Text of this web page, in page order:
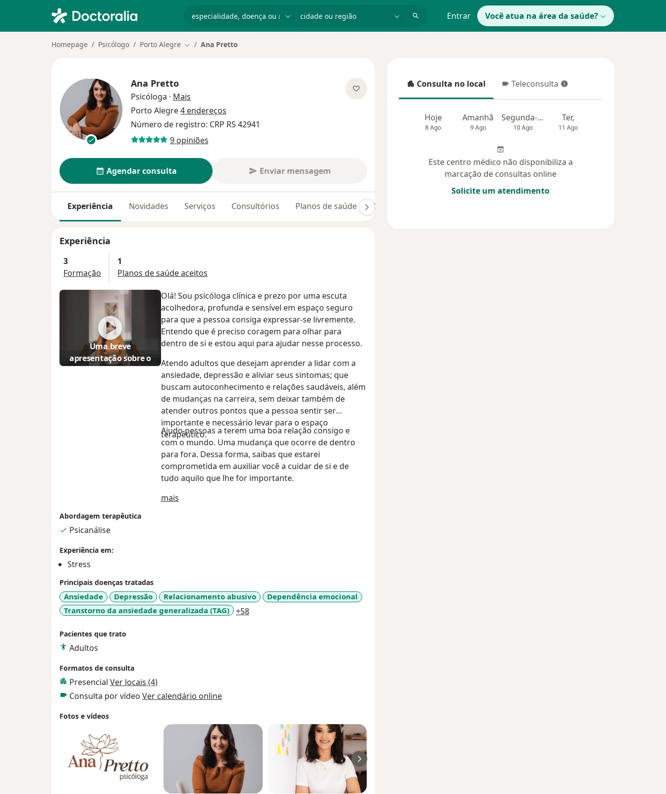
Entrar Você atua na área da saúde?
Homepage Psicólogo Porto Alegre Mudar de cidade
Ana Pretto
Ana Pretto
Psicóloga · Mais
Porto Alegre4 endereços
Número de registro: CRP RS 42941
9 opiniões
Agendar consulta Enviar mensagem
Experiência Novidades Serviços Consultórios Planos de saúde Opiniões (9)
Experiência
3
Formação
1
Planos de saúde aceitos
Uma breve
apresentação sobre o
Olá! Sou psicóloga clínica e prezo por uma escuta
acolhedora, profunda e sensível em espaço seguro
para que a pessoa consiga expressar-se livremente.
Entendo que é preciso coragem para olhar para
dentro de si e estou aqui para ajudar nesse processo.
Atendo adultos que desejam aprender a lidar com a
ansiedade, depressão e aliviar seus sintomas; que
buscam autoconhecimento e relações saudáveis, além
de mudanças na carreira, sem deixar também de
atender outros pontos que a pessoa sentir ser
importante e necessário levar para o espaço
terapêutico.
Ajudo pessoas a terem uma boa relação consigo e
com o mundo. Uma mudança que ocorre de dentro
para fora. Dessa forma, saibas que estarei
comprometida em auxiliar você a cuidar de si e de
tudo aquilo que lhe for importante.
maisSobre mim
Abordagem terapêutica
Psicanálise
Experiência em:
Stress
Principais doenças tratadas
Ansiedade Depressão Relacionamento abusivo
Dependência emocional
Transtorno da ansiedade generalizada (TAG)
+58a11y_sr_more_diseases
Pacientes que trato
Adultos
Formatos de consulta
Presencial Ver locais (4)
Consulta por vídeo Ver calendário online
Fotos e vídeos
Consulta no local
Consulta no local Teleconsulta
Teleconsulta
Hoje
8 Ago
Amanhã
9 Ago
Segunda-feira
10 Ago
Ter,
11 Ago
Este centro médico não disponibiliza a
marcação de consultas online
Solicite um atendimento